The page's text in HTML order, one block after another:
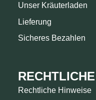
Unser Kräuterladen
Lieferung
Sicheres Bezahlen
Rechtliche Hinweise